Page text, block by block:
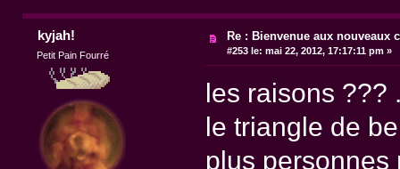
kyjah!
Petit Pain Fourré
Re : Bienvenue aux nouveaux
#253 le: mai 22, 2012, 17:17:11 pm »
les raisons ???
le triangle de
plus personnes